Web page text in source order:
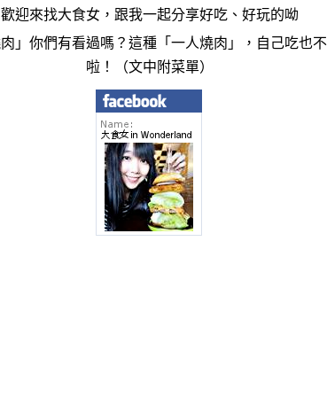
歡迎來找大食女，跟我一起分享好吃、好玩的呦